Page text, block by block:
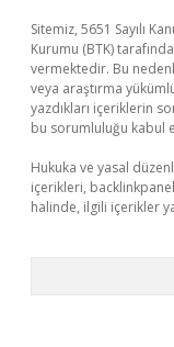
Sitemiz, 5651 Sayılı
Kurumu (BTK)
vermektedir. Bu
veya araştırma
yazdıkları içeriklerin
bu sorumluluğu kabul
Hukuka ve yasal
içerikleri,
halinde, ilgili içerikler